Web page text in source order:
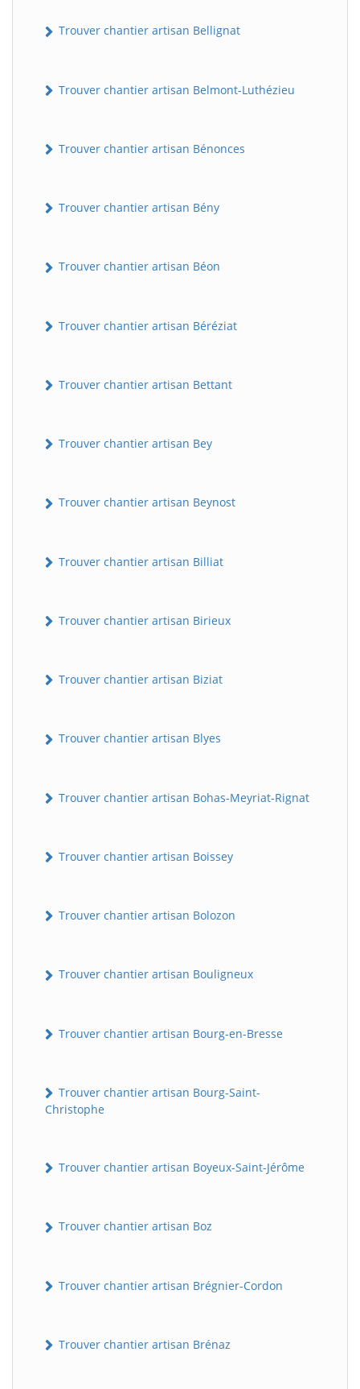
Trouver chantier artisan Bellignat
Trouver chantier artisan Belmont-Luthézieu
Trouver chantier artisan Bénonces
Trouver chantier artisan Bény
Trouver chantier artisan Béon
Trouver chantier artisan Béréziat
Trouver chantier artisan Bettant
Trouver chantier artisan Bey
Trouver chantier artisan Beynost
Trouver chantier artisan Billiat
Trouver chantier artisan Birieux
Trouver chantier artisan Biziat
Trouver chantier artisan Blyes
Trouver chantier artisan Bohas-Meyriat-Rignat
Trouver chantier artisan Boissey
Trouver chantier artisan Bolozon
Trouver chantier artisan Bouligneux
Trouver chantier artisan Bourg-en-Bresse
Trouver chantier artisan Bourg-Saint-
Christophe
Trouver chantier artisan Boyeux-Saint-Jérôme
Trouver chantier artisan Boz
Trouver chantier artisan Brégnier-Cordon
Trouver chantier artisan Brénaz